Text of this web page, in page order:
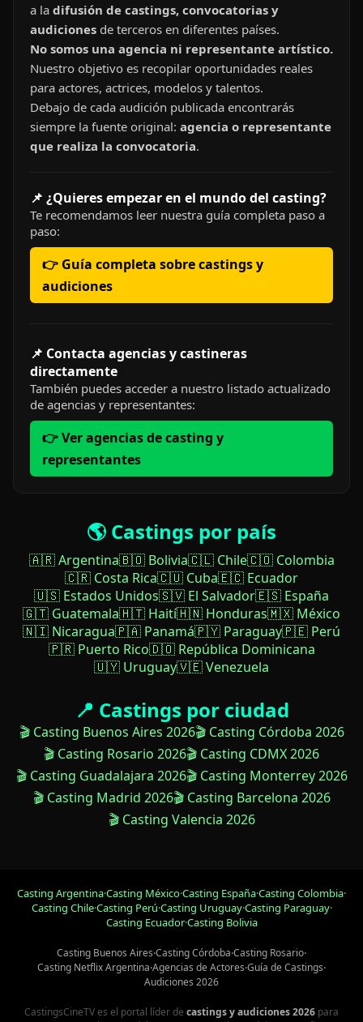
a la difusión de castings, convocatorias y
audiciones de terceros en diferentes países.
No somos una agencia ni representante artístico.
Nuestro objetivo es recopilar oportunidades reales
para actores, actrices, modelos y talentos.
Debajo de cada audición publicada encontrarás
siempre la fuente original: agencia o representante
que realiza la convocatoria.
📌 ¿Quieres empezar en el mundo del casting?
Te recomendamos leer nuestra guía completa paso a
paso:
👉 Guía completa sobre castings y
audiciones
📌 Contacta agencias y castineras
directamente
También puedes acceder a nuestro listado actualizado
de agencias y representantes:
👉 Ver agencias de casting y
representantes
🌎 Castings por país
🇦🇷 Argentina🇧🇴 Bolivia🇨🇱 Chile🇨🇴 Colombia
🇨🇷 Costa Rica🇨🇺 Cuba🇪🇨 Ecuador
🇺🇸 Estados Unidos🇸🇻 El Salvador🇪🇸 España
🇬🇹 Guatemala🇭🇹 Haití🇭🇳 Honduras🇲🇽 México
🇳🇮 Nicaragua🇵🇦 Panamá🇵🇾 Paraguay🇵🇪 Perú
🇵🇷 Puerto Rico🇩🇴 República Dominicana
🇺🇾 Uruguay🇻🇪 Venezuela
📍 Castings por ciudad
🎬 Casting Buenos Aires 2026🎬 Casting Córdoba 2026
🎬 Casting Rosario 2026🎬 Casting CDMX 2026
🎬 Casting Guadalajara 2026🎬 Casting Monterrey 2026
🎬 Casting Madrid 2026🎬 Casting Barcelona 2026
🎬 Casting Valencia 2026
Casting Argentina·Casting México·Casting España·Casting Colombia·
Casting Chile·Casting Perú·Casting Uruguay·Casting Paraguay·
Casting Ecuador·Casting Bolivia
Casting Buenos Aires·Casting Córdoba·Casting Rosario·
Casting Netflix Argentina·Agencias de Actores·Guía de Castings·
Audiciones 2026
CastingsCineTV es el portal líder de castings y audiciones 2026 para